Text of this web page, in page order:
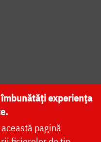
NAȚIONALĂ
experiența
pagină